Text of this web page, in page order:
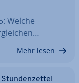
Welche
Mehr lesen
Stun­den­zet­tel